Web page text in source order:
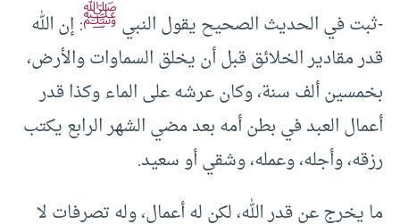
-ثبت في الحديث الصحيح يقول النبيﷺ: إن الله
قدر مقادير الخلائق قبل أن يخلق السماوات والأرض،
بخمسين ألف سنة، وكان عرشه على الماء وكذا قدر
أعمال العبد في بطن أمه بعد مضي الشهر الرابع يكتب
رزقه، وأجله، وعمله، وشقي أو سعيد.
ما يخرج عن قدر الله، لكن له أعمال، وله تصرفات لا